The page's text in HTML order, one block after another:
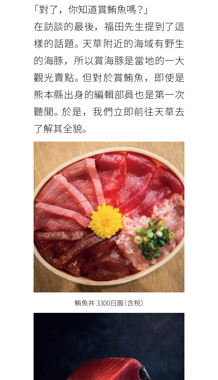
「對了，你知道賞鮪魚嗎？」
在訪談的最後，福田先生提到了這
樣的話題。天草附近的海域有野生
的海豚，所以賞海豚是當地的一大
觀光賣點。但對於賞鮪魚，即使是
熊本縣出身的編輯部員也是第一次
聽聞。於是，我們立即前往天草去
了解其全貌。
鮪魚丼 3300日圓（含稅）